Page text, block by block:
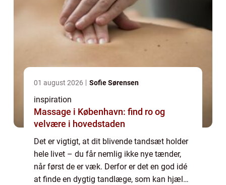
01 august 2026 Sofie Sørensen
inspiration
Massage i København: find ro og
velvære i hovedstaden
Det er vigtigt, at dit blivende tandsæt holder
hele livet – du får nemlig ikke nye tænder,
når først de er væk. Derfor er det en god idé
at finde en dygtig tandlæge, som kan hjælpe